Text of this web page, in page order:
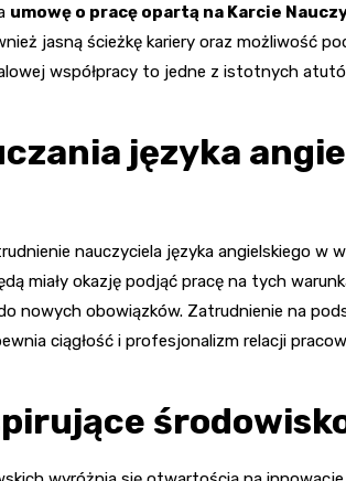
umowę o pracę opartą na Karcie
jasną ścieżkę kariery oraz możliwość
współpracy to jedne z istotnych
języka
nauczyciela języka angielskiego w
miały okazję podjąć pracę na tych
nowych obowiązków. Zatrudnienie na
ciągłość i profesjonalizm relacji